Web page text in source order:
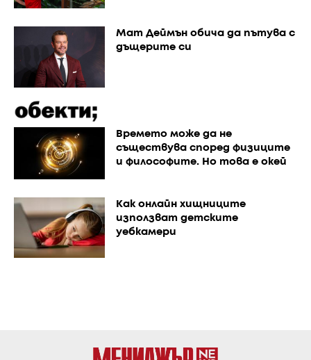
Мат Деймън обича да пътува с
дъщерите си
Времето може да не
съществува според физиците
и философите. Но това е окей
Как онлайн хищниците
използват детските
уебкамери